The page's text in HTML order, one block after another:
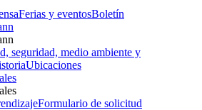
Ferias y eventosBoletín
seguridad, medio ambiente y
Ubicaciones
Formulario de solicitud